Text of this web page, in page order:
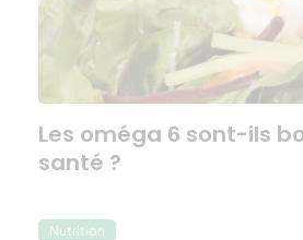
Les oméga 6 sont-ils
santé ?
Nutrition